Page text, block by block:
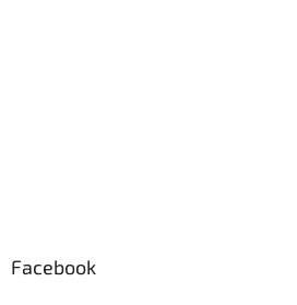
Facebook